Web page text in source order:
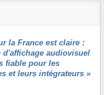
la France est claire :
d'affichage audiovisuel
fiable pour les
et leurs intégrateurs »